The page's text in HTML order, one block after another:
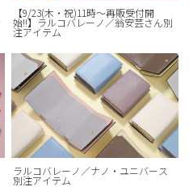
【9/23(木・祝)11時〜再販受付開
始!!】ラルコバレーノ／翁安芸さん別
注アイテム
ラルコバレーノ／ナノ・ユニバース
別注アイテム